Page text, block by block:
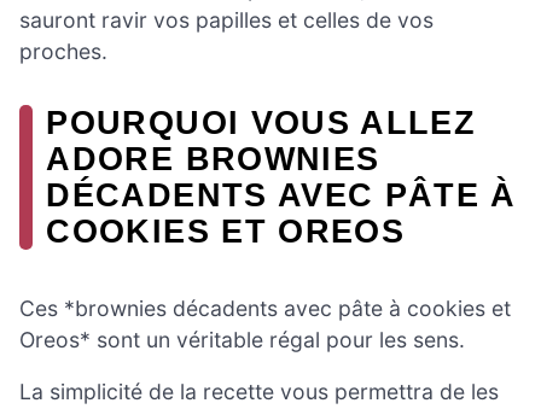
sauront ravir vos papilles et celles de vos
proches.
POURQUOI VOUS ALLEZ
ADORE BROWNIES
DÉCADENTS AVEC PÂTE À
COOKIES ET OREOS
Ces *brownies décadents avec pâte à cookies et
Oreos* sont un véritable régal pour les sens.
La simplicité de la recette vous permettra de les